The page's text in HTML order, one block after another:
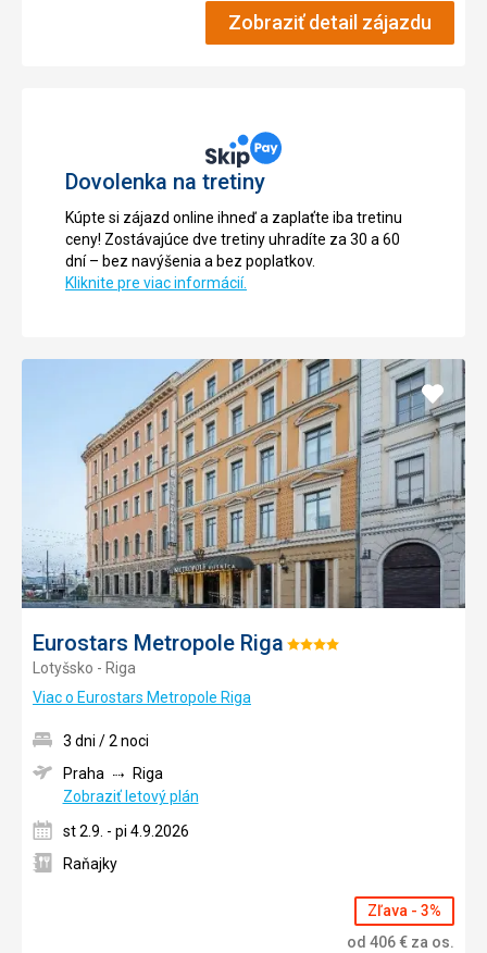
Zobraziť detail zájazdu
Dovolenka na tretiny
Kúpte si zájazd online ihneď a zaplaťte iba tretinu
ceny! Zostávajúce dve tretiny uhradíte za 30 a 60
dní – bez navýšenia a bez poplatkov.
Kliknite pre viac informácií.
Eurostars Metropole Riga Hodnotenie:
Lotyšsko - Riga
Viac o Eurostars Metropole Riga
Pridať
do
3 dni / 2 noci
Praha
Riga
Zobraziť letový plán
st 2.9. - pi 4.9.2026
Raňajky
Zľava - 3%
od 406€ za os.